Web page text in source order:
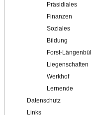
Präsidiales
Finanzen
Soziales
Bildung
Forst-
Liegenschaften
Werkhof
Lernende
Datenschutz
Links